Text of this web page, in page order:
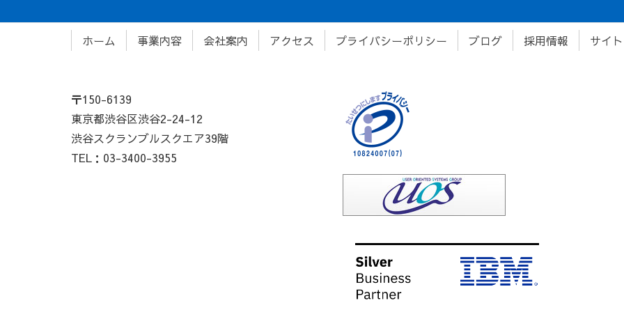
ホーム 事業内容 会社案内 アクセス プライバシーポリシー ブログ 採用情報 サイ
〒150-6139
東京都渋谷区渋谷2-24-12
渋谷スクランブルスクエア39階
TEL：03-3400-3955